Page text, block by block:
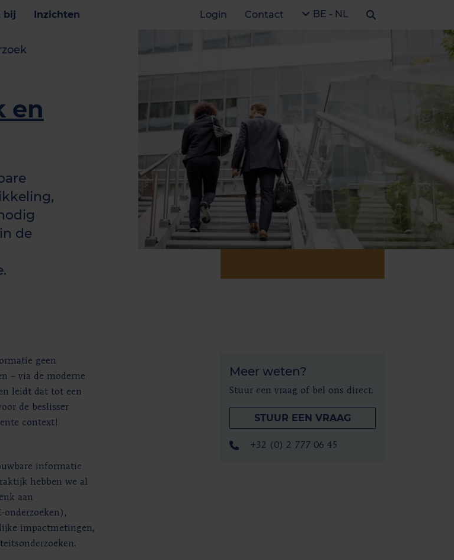
bij Inzichten Login Contact BE - NL
en
de
geen
– via de moderne
leidt dat tot een
de beslisser
context!
informatie
hebben we al
aan
onderzoeken),
impactmetingen,
Meer weten?
Stuur een vraag of bel ons direct.
STUUR EEN VRAAG
+32 (0) 2 777 06 45